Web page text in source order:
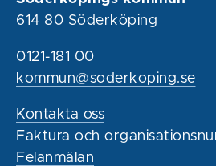
614 80 Söderköping
0121-181 00
kommun@soderkoping.se
Kontakta oss
Faktura och
Felanmälan